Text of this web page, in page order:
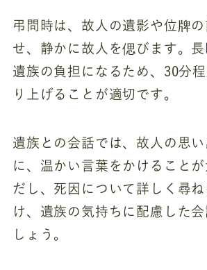
弔問時は、故人の遺影や位牌
せ、静かに故人を偲びます。
遺族の負担になるため、30分
り上げることが適切です。
遺族との会話では、故人の思
に、温かい言葉をかけること
だし、死因について詳しく尋
け、遺族の気持ちに配慮した
しょう。